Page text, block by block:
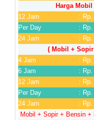
Harga
12 Jam
: Rp.
Per Day
: Rp.
24 Jam
: Rp.
( Mobil +
4 Jam
: Rp.
6 Jam
: Rp.
12 Jam
: Rp.
Per Day
: Rp.
24 Jam
: Rp.
Mobil + Sopir + Bensin